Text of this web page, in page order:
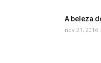
A beleza
nov 21, 2016